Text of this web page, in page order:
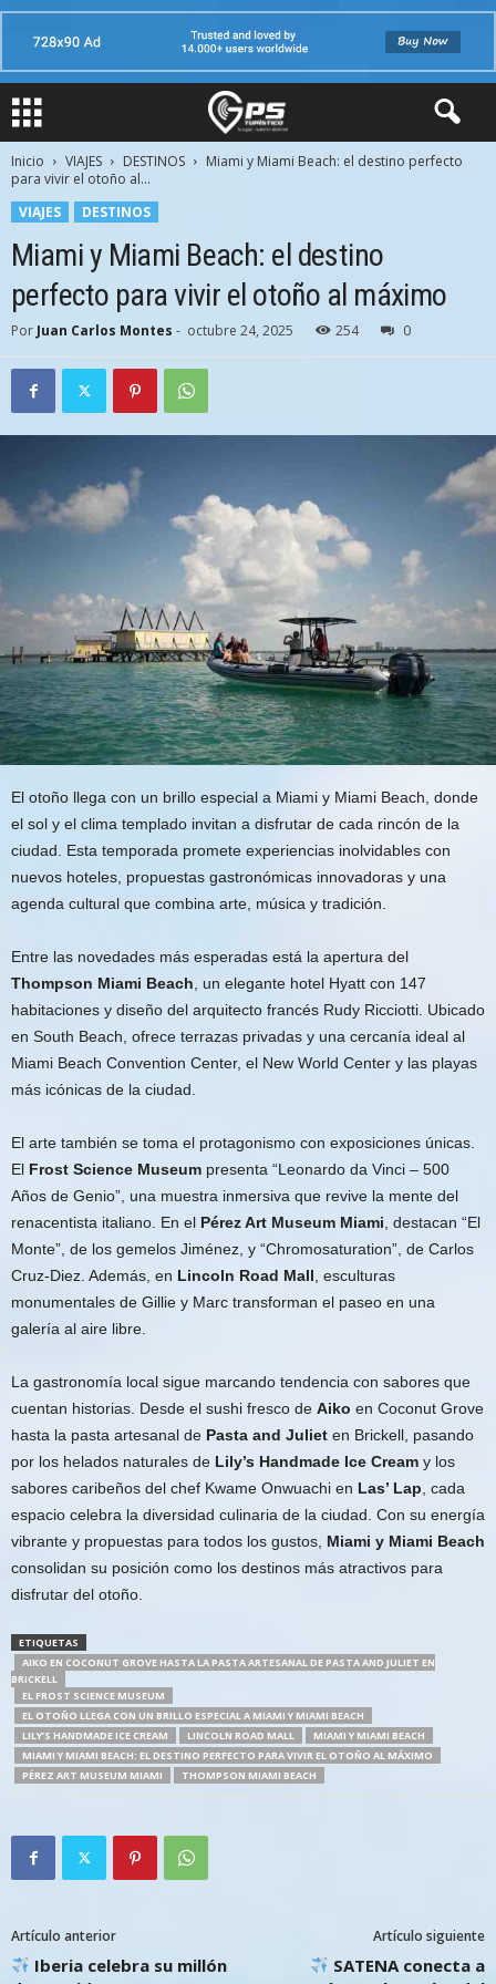
Inicio VIAJES DESTINOS
Miami y Miami Beach: el destino perfecto
para vivir el otoño al...
VIAJES
DESTINOS
Miami y Miami Beach: el destino
perfecto para vivir el otoño al máximo
Por Juan Carlos Montes - octubre 24, 2025 254 0
El otoño llega con un brillo especial a Miami y Miami Beach, donde
el sol y el clima templado invitan a disfrutar de cada rincón de la
ciudad. Esta temporada promete experiencias inolvidables con
nuevos hoteles, propuestas gastronómicas innovadoras y una
agenda cultural que combina arte, música y tradición.
Entre las novedades más esperadas está la apertura del
Thompson Miami Beach , un elegante hotel Hyatt con 147
habitaciones y diseño del arquitecto francés Rudy Ricciotti. Ubicado
en South Beach, ofrece terrazas privadas y una cercanía ideal al
Miami Beach Convention Center, el New World Center y las playas
más icónicas de la ciudad.
El arte también se toma el protagonismo con exposiciones únicas.
El Frost Science Museum presenta “Leonardo da Vinci – 500
Años de Genio”, una muestra inmersiva que revive la mente del
renacentista italiano. En el Pérez Art Museum Miami , destacan “El
Monte”, de los gemelos Jiménez, y “Chromosaturation”, de Carlos
Cruz-Diez. Además, en Lincoln Road Mall , esculturas
monumentales de Gillie y Marc transforman el paseo en una
galería al aire libre.
La gastronomía local sigue marcando tendencia con sabores que
cuentan historias. Desde el sushi fresco de Aiko en Coconut Grove
hasta la pasta artesanal de Pasta and Juliet en Brickell, pasando
por los helados naturales de Lily’s Handmade Ice Cream y los
sabores caribeños del chef Kwame Onwuachi en Las’ Lap , cada
espacio celebra la diversidad culinaria de la ciudad. Con su energía
vibrante y propuestas para todos los gustos, Miami y Miami Beach
consolidan su posición como los destinos más atractivos para
disfrutar del otoño.
ETIQUETAS
AIKO EN COCONUT GROVE HASTA LA PASTA ARTESANAL DE PASTA AND JULIET EN
BRICKELL
EL FROST SCIENCE MUSEUM
EL OTOÑO LLEGA CON UN BRILLO ESPECIAL A MIAMI Y MIAMI BEACH
LILY’S HANDMADE ICE CREAM
LINCOLN ROAD MALL
MIAMI Y MIAMI BEACH
MIAMI Y MIAMI BEACH: EL DESTINO PERFECTO PARA VIVIR EL OTOÑO AL MÁXIMO
PÉREZ ART MUSEUM MIAMI
THOMPSON MIAMI BEACH
Artículo anterior
Iberia celebra su millón
Artículo siguiente
SATENA conecta a